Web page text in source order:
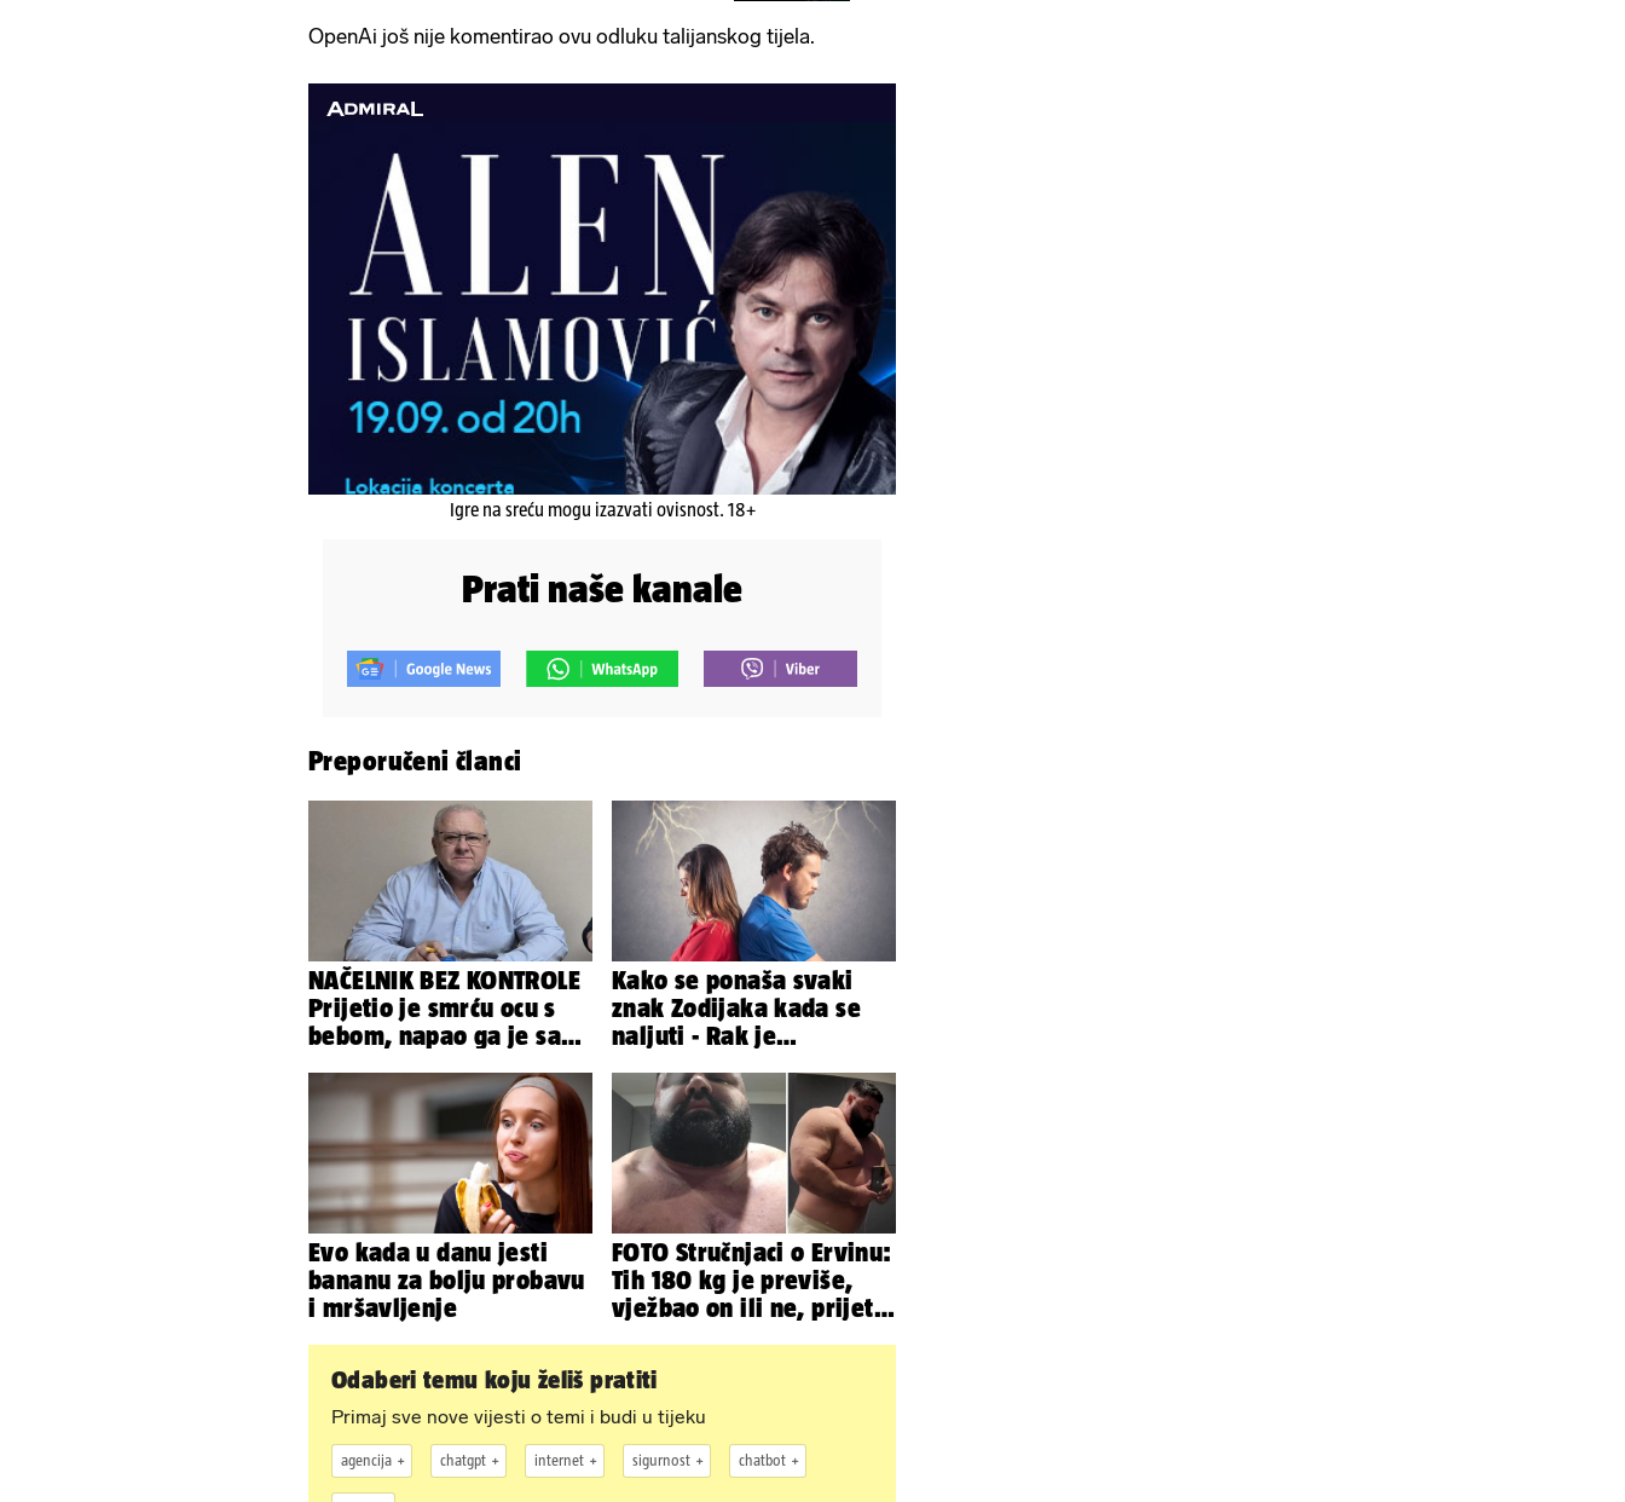
OpenAi još nije komentirao ovu odluku talijanskog tijela.
Igre na sreću mogu izazvati ovisnost. 18+
Prati naše kanale
Preporučeni članci
NAČELNIK BEZ KONTROLE
Prijetio je smrću ocu s
bebom, napao ga je sa
Kako se ponaša svaki
znak Zodijaka kada se
naljuti - Rak je
oprašta
Evo kada u danu jesti
bananu za bolju probavu
i mršavljenje
FOTO Stručnjaci o Ervinu:
Tih 180 kg je previše,
vježbao on ili ne, prijete
Odaberi temu koju želiš pratiti
Primaj sve nove vijesti o temi i budi u tijeku
agencija chatgpt internet sigurnost chatbot